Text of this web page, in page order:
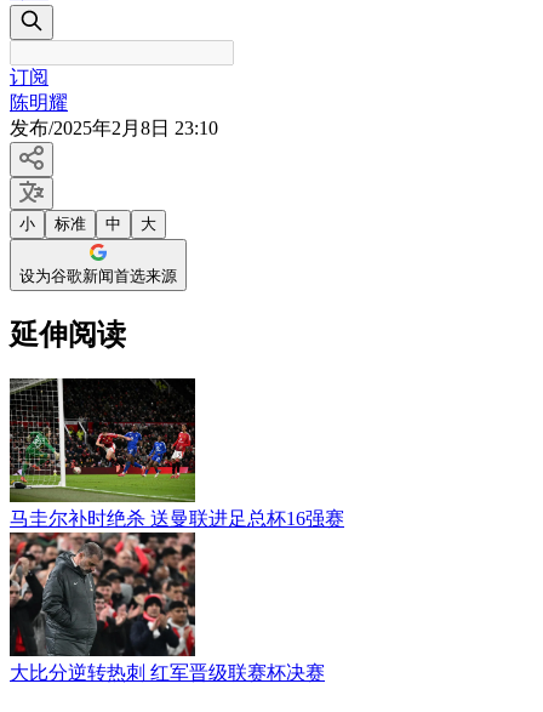
订阅
陈明耀
发布/2025年2月8日 23:10
小 标准 中 大
设为谷歌新闻首选来源
延伸阅读
马圭尔补时绝杀 送曼联进足总杯16强赛
大比分逆转热刺 红军晋级联赛杯决赛